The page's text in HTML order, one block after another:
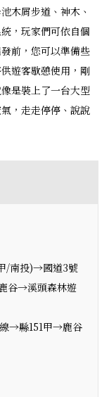
木屑步道、神木、
，玩家們可依自個
前，您可以準備些
遊客歇憩使用，剛
是裝上了一台大型
，走走停停、說說
/南投)→國道3號
谷→溪頭森林遊
→縣151甲→鹿谷